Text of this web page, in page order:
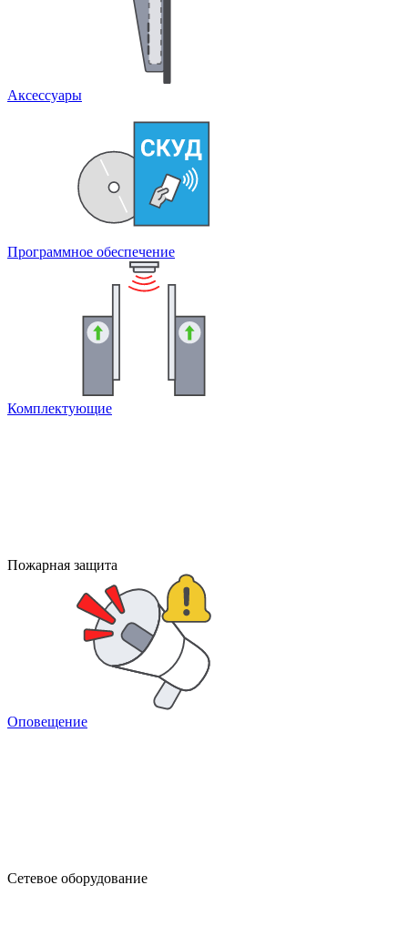
Аксессуары
Программное обеспечение
Комплектующие
Пожарная защита
Оповещение
Сетевое оборудование